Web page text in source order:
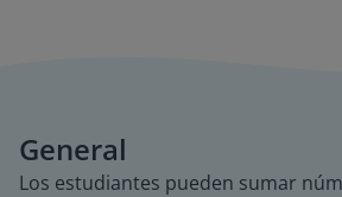
General
Los estudiantes pueden sumar